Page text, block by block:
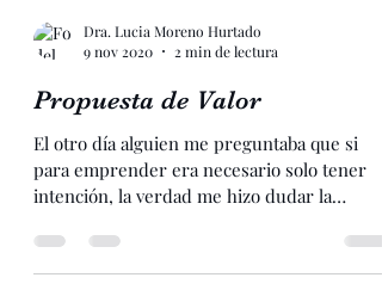
Dra. Lucia Moreno Hurtado
9 nov 2020
2 min de lectura
Propuesta de Valor
El otro día alguien me preguntaba que si
para emprender era necesario solo tener